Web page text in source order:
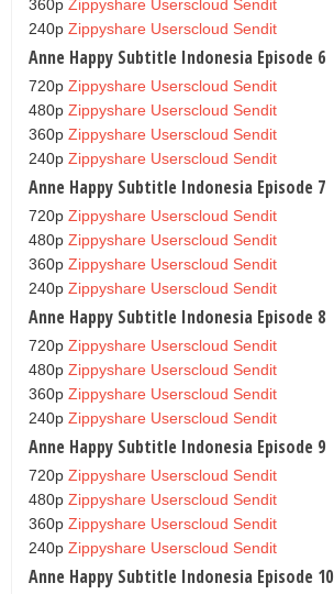
360p Zippyshare Userscloud Sendit
240p Zippyshare Userscloud Sendit
Anne Happy Subtitle Indonesia Episode 6
720p Zippyshare Userscloud Sendit
480p Zippyshare Userscloud Sendit
360p Zippyshare Userscloud Sendit
240p Zippyshare Userscloud Sendit
Anne Happy Subtitle Indonesia Episode 7
720p Zippyshare Userscloud Sendit
480p Zippyshare Userscloud Sendit
360p Zippyshare Userscloud Sendit
240p Zippyshare Userscloud Sendit
Anne Happy Subtitle Indonesia Episode 8
720p Zippyshare Userscloud Sendit
480p Zippyshare Userscloud Sendit
360p Zippyshare Userscloud Sendit
240p Zippyshare Userscloud Sendit
Anne Happy Subtitle Indonesia Episode 9
720p Zippyshare Userscloud Sendit
480p Zippyshare Userscloud Sendit
360p Zippyshare Userscloud Sendit
240p Zippyshare Userscloud Sendit
Anne Happy Subtitle Indonesia Episode 10